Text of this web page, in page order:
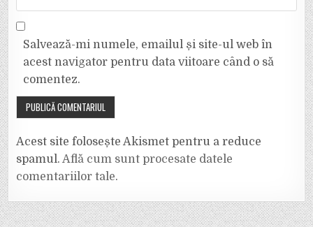
Salvează-mi numele, emailul și site-ul web în
acest navigator pentru data viitoare când o să
comentez.
Acest site folosește Akismet pentru a reduce
spamul.Află cum sunt procesate datele
comentariilor tale.